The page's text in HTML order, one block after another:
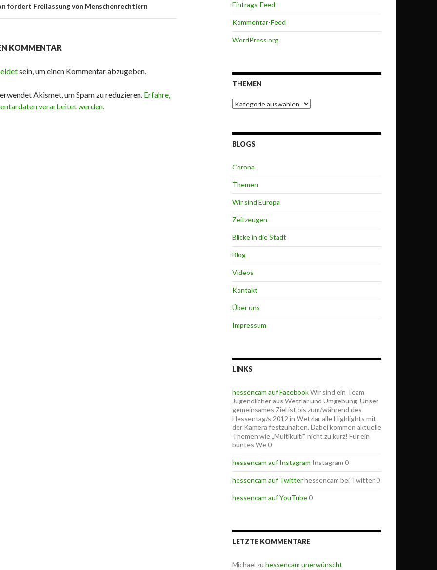
fordert Freilassung von Menschenrechtlern
KOMMENTAR
sein, um einen Kommentar abzugeben.
Akismet, um Spam zu reduzieren. Erfahre,
verarbeitet werden.
Eintrags-Feed
Kommentar-Feed
WordPress.org
THEMEN
Themen
BLOGS
Corona
Themen
Wir sind Europa
Zeitzeugen
Blicke in die Stadt
Blog
Videos
Kontakt
Über uns
Impressum
LINKS
hessencam auf FacebookWir sind ein Team
Jugendlicher aus Wetzlar und Umgebung. Unser
gemeinsames Ziel ist bis zum/während des
Hessentag/s 2012 in Wetzlar alle Highlights mit
der Kamera festzuhalten. Dabei kommen aktuelle
Themen wie „Multikulti“ nicht zu kurz! Für ein
buntes We 0
hessencam auf Instagram Instagram 0
hessencam auf Twitterhessencam bei Twitter 0
hessencam auf YouTube0
LETZTE KOMMENTARE
Michael zu hessencam unerwünscht